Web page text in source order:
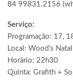
84 99831.2156
Serviço:
Programação: 17,
Local: Wood’s
Horário: 22h30
Quinta: Grafith +